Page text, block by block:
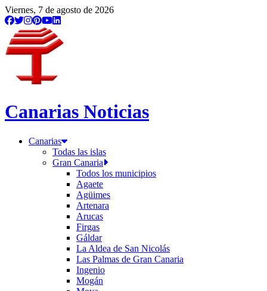
Viernes, 7 de agosto de 2026
Canarias Noticias
Canarias
Todas las islas
Gran Canaria
Todos los municipios
Agaete
Agüimes
Artenara
Arucas
Firgas
Gáldar
La Aldea de San Nicolás
Las Palmas de Gran Canaria
Ingenio
Mogán